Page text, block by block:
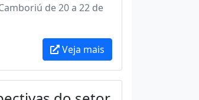
de 20 a 22 de
Veja mais